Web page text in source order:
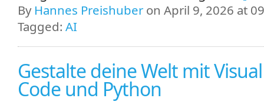
By Hannes Preishuber on April 9, 2026 at
Tagged: AI
Gestalte deine Welt mit
Code und Python